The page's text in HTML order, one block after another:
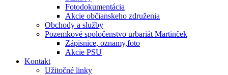
Fotodokumentácia
Akcie občianskeho združenia
Obchody a služby
Pozemkové spoločenstvo urbariát Martinček
Zápisnice, oznamy,foto
Akcie PSU
Kontakt
Užitočné linky